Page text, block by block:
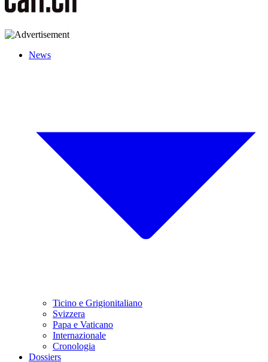
News
Ticino e Grigionitaliano
Svizzera
Papa e Vaticano
Internazionale
Cronologia
Dossiers